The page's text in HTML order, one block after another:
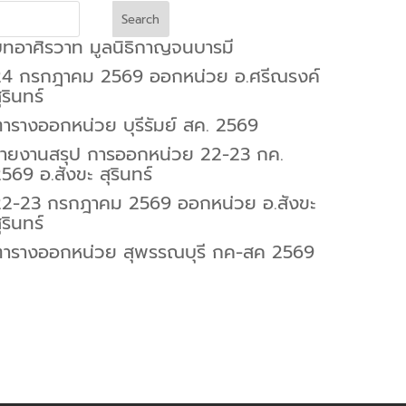
Search
อาศิรวาท มูลนิธิกาญจนบารมี
กรกฎาคม 2569 ออกหน่วย อ.ศรีณรงค์
นทร์
รางออกหน่วย บุรีรัมย์ สค. 2569
ยงานสรุป การออกหน่วย 22-23 กค.
อ.สังขะ สุรินทร์
23 กรกฎาคม 2569 ออกหน่วย อ.สังขะ
นทร์
รางออกหน่วย สุพรรณบุรี กค-สค 2569